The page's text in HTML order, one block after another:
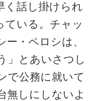
く話し掛けられ
ている。チャッ
・ペロシは、
」とあいさつし
で公務に就いて
無しにしないよ